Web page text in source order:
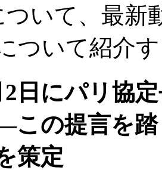
ついて、最新
ついて紹介
2日にパリ協
提言を踏ま
策定